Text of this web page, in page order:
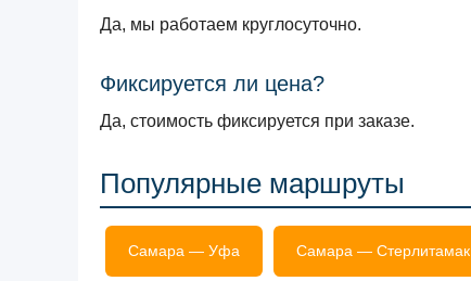
Да, мы работаем круглосуточно.
Фиксируется ли цена?
Да, стоимость фиксируется при заказе.
Популярные маршруты
Самара — Уфа Самара — Стерлитамак